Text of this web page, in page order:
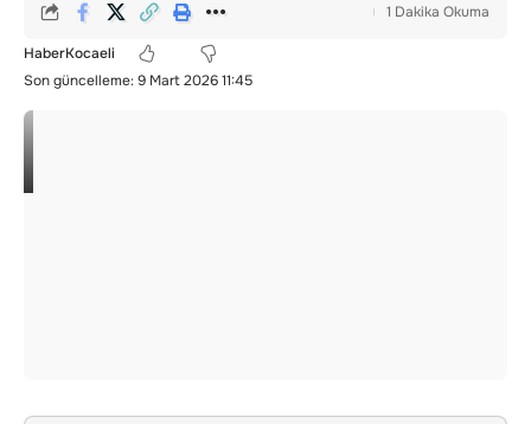
Son güncelleme: 9 Mart 2026 11:45
HaberKocaeli
1 Dakika Okuma